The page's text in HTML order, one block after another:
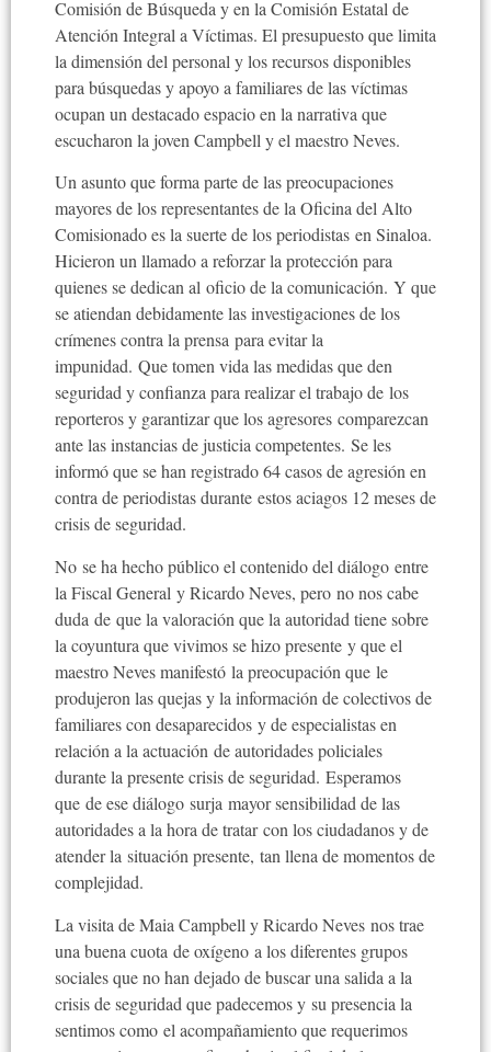
Comisión de Búsqueda y en la Comisión Estatal de
Atención Integral a Víctimas. El presupuesto que limita
la dimensión del personal y los recursos disponibles
para búsquedas y apoyo a familiares de las víctimas
ocupan un destacado espacio en la narrativa que
escucharon la joven Campbell y el maestro Neves.
Un asunto que forma parte de las preocupaciones
mayores de los representantes de la Oficina del Alto
Comisionado es la suerte de los periodistas en Sinaloa.
Hicieron un llamado a reforzar la protección para
quienes se dedican al oficio de la comunicación. Y que
se atiendan debidamente las investigaciones de los
crímenes contra la prensa para evitar la
impunidad. Que tomen vida las medidas que den
seguridad y confianza para realizar el trabajo de los
reporteros y garantizar que los agresores comparezcan
ante las instancias de justicia competentes. Se les
informó que se han registrado 64 casos de agresión en
contra de periodistas durante estos aciagos 12 meses de
crisis de seguridad.
No se ha hecho público el contenido del diálogo entre
la Fiscal General y Ricardo Neves, pero no nos cabe
duda de que la valoración que la autoridad tiene sobre
la coyuntura que vivimos se hizo presente y que el
maestro Neves manifestó la preocupación que le
produjeron las quejas y la información de colectivos de
familiares con desaparecidos y de especialistas en
relación a la actuación de autoridades policiales
durante la presente crisis de seguridad. Esperamos
que de ese diálogo surja mayor sensibilidad de las
autoridades a la hora de tratar con los ciudadanos y de
atender la situación presente, tan llena de momentos de
complejidad.
La visita de Maia Campbell y Ricardo Neves nos trae
una buena cuota de oxígeno a los diferentes grupos
sociales que no han dejado de buscar una salida a la
crisis de seguridad que padecemos y su presencia la
sentimos como el acompañamiento que requerimos